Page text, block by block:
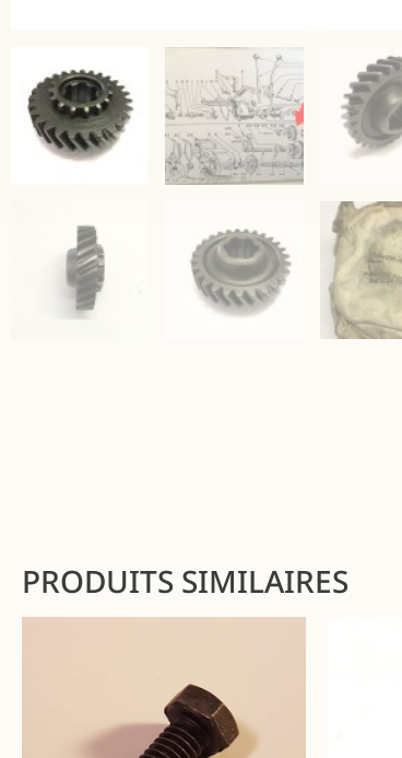
PRODUITS SIMILAIRES